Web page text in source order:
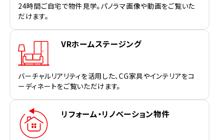
24時間ご自宅で物件見学。パノラマ画像や動画をご覧いた
だけます。
VRホームステージング
バーチャルリアリティを活用した、CG家具やインテリアをコ
ーディネートをご覧いただけます。
リフォーム・リノベーション物件